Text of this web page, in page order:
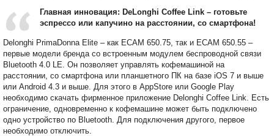
Главная инновация: DeLonghi Coffee Link – готовьте
эспрессо или капучино на расстоянии, со смартфона!
Delonghi PrimaDonna Elite – как ECAM 650.75, так и ECAM 650.55 –
первые модели бренда со встроенным модулем беспроводной связи
Bluetooth 4.0 LE. Он позволяет управлять кофемашиной на
расстоянии, со смартфона или планшетного ПК на базе iOS 7 и выше
или Android 4.3 и выше. Для этого в AppStore или Google Play
необходимо скачать фирменное приложение Delonghi Coffee Link. Есть
ограничение, одновременно к кофемашине может быть подключено
одно устройство по Bluetooth. Для подключения другого, первое
необходимо отключить.